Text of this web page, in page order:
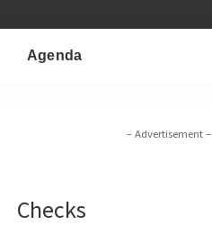
Agenda
– Advertisement –
Checks